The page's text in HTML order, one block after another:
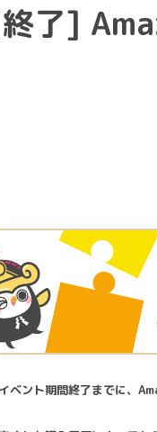
了]
ベント期間終了までに、